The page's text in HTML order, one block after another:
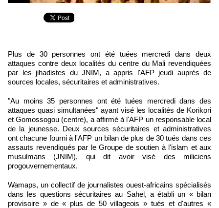
Plus de 30 personnes ont été tuées mercredi dans deux
attaques contre deux localités du centre du Mali revendiquées
par les jihadistes du JNIM, a appris l'AFP jeudi auprès de
sources locales, sécuritaires et administratives.
"Au moins 35 personnes ont été tuées mercredi dans des
attaques quasi simultanées" ayant visé les localités de Korikori
et Gomossogou (centre), a affirmé à l'AFP un responsable local
de la jeunesse. Deux sources sécuritaires et administratives
ont chacune fourni à l'AFP un bilan de plus de 30 tués dans ces
assauts revendiqués par le Groupe de soutien à l'islam et aux
musulmans (JNIM), qui dit avoir visé des miliciens
progouvernementaux.
Wamaps, un collectif de journalistes ouest‑africains spécialisés
dans les questions sécuritaires au Sahel, a établi un « bilan
provisoire » de « plus de 50 villageois » tués et d'autres «